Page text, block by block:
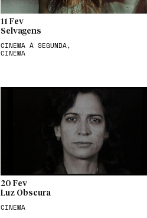
11 Fev
Selvagens
CINEMA À SEGUNDA,
CINEMA
20 Fev
Luz Obscura
CINEMA